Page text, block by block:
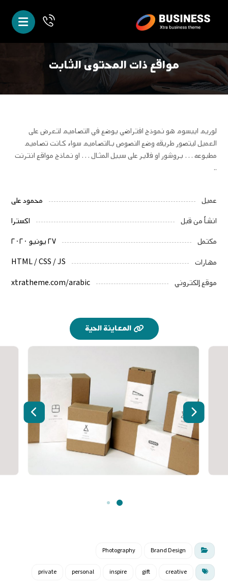
مواقع ذات المحتوى الثابت
لوريم ايبسوم هو نموذج افتراضي يوضع في التصاميم لتعرض على
العميل ليتصور طريقه وضع النصوص بالتصاميم سواء كانت تصاميم
مطبوعه … بروشور او فلاير على سبيل المثال … او نماذج مواقع انترنت
..
عميل
محمود علی
انشأ من قبل
اکسترا
مكتمل
۲۷ يونيو ۲۰۲۰
مهارات
HTML / CSS / JS
موقع إلكتروني
xtratheme.com/arabic
المعاينة الحية
Brand Design
Photography
creative
gift
inspire
personal
private